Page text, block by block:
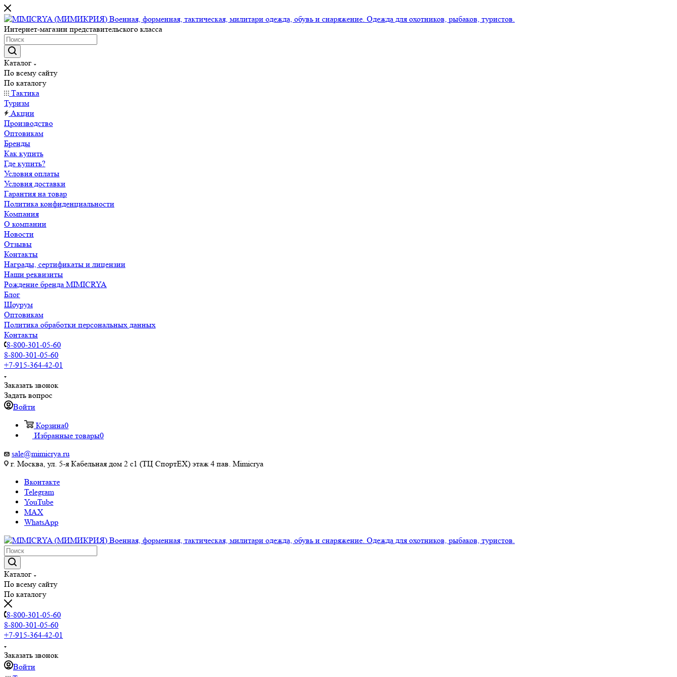
Интернет-магазин представительского класса
Каталог
По всему сайту
По каталогу
Тактика
Туризм
Акции
Производство
Оптовикам
Бренды
Как купить
Где купить?
Условия оплаты
Условия доставки
Гарантия на товар
Политика конфиденциальности
Компания
О компании
Новости
Отзывы
Контакты
Награды, сертификаты и лицензии
Наши реквизиты
Рождение бренда MIMICRYA
Блог
Шоурум
Оптовикам
Политика обработки персональных данных
Контакты
8-800-301-05-60
8-800-301-05-60
+7-915-364-42-01
Заказать звонок
Задать вопрос
Войти
Корзина0
Избранные товары0
sale@mimicrya.ru
г. Москва, ул. 5-я Кабельная дом 2 с1 (ТЦ СпортEX) этаж 4 пав. Mimicrya
Вконтакте
Telegram
YouTube
MAX
WhatsApp
Каталог
По всему сайту
По каталогу
8-800-301-05-60
8-800-301-05-60
+7-915-364-42-01
Заказать звонок
Войти